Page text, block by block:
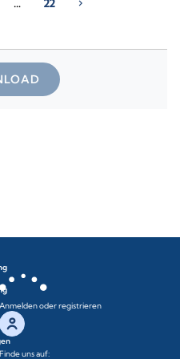
… 22 chevron_right
Anmelden oder registrieren
Finde uns auf: